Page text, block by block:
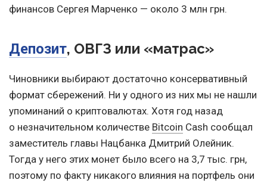
финансов Сергея Марченко — около 3 млн грн.
Депозит, ОВГЗ или «матрас»
Чиновники выбирают достаточно консервативный
формат сбережений. Ни у одного из них мы не нашли
упоминаний о криптовалютах. Хотя год назад
о незначительном количестве Bitcoin Cash сообщал
заместитель главы Нацбанка Дмитрий Олейник.
Тогда у него этих монет было всего на 3,7 тыс. грн,
поэтому по факту никакого влияния на портфель они